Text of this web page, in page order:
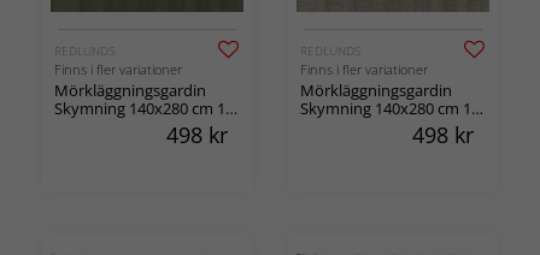
REDLUNDS
Finns i fler variationer
Mörkläggningsgardin
Skymning 140x280 cm 1-
498 kr
REDLUNDS
Finns i fler variationer
Mörkläggningsgardin
Skymning 140x280 cm 1-
498 kr